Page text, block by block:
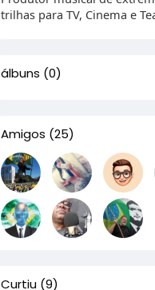
trilhas para TV, Cinema e
álbuns (0)
Amigos (25)
Curtiu (9)